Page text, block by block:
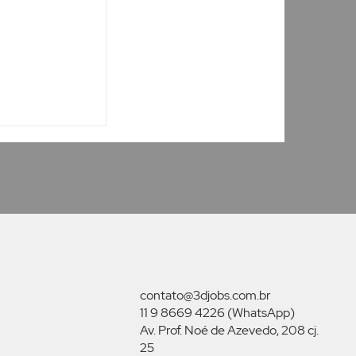
contato@3djobs.com.br
11 9 8669 4226 (WhatsApp)
Av. Prof. Noé de Azevedo, 208 cj.
25